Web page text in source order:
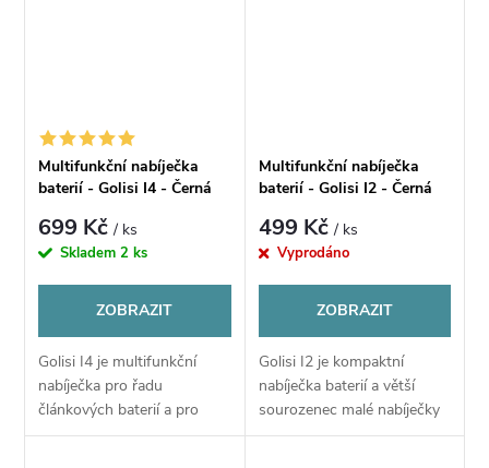
Multifunkční nabíječka
baterií - Golisi I4 - Černá
699 Kč/ ks
Skladem2 ks
ZOBRAZIT
Golisi I4 je multifunkční
nabíječka pro řadu
článkových baterií a pro
běžně užívané baterie v
Multifunkční nabíječka
baterií - Golisi I2 - Černá
499 Kč/ ks
Vyprodáno
ZOBRAZIT
Golisi I2 je kompaktní
nabíječka baterií a větší
sourozenec malé nabíječky
Golisi I1. U nabíječky Golisi